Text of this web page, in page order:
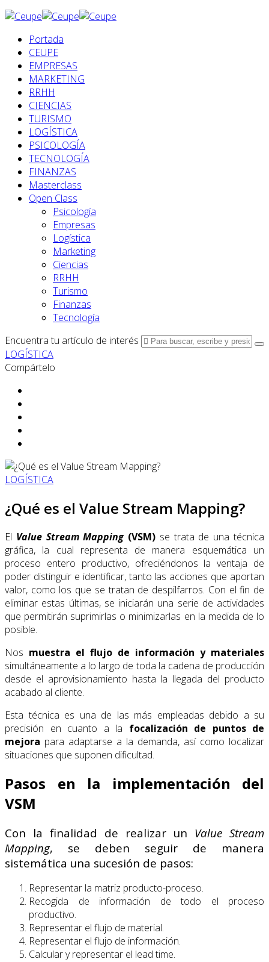
Portada
CEUPE
EMPRESAS
MARKETING
RRHH
CIENCIAS
TURISMO
LOGÍSTICA
PSICOLOGÍA
TECNOLOGÍA
FINANZAS
Masterclass
Open Class
Psicología
Empresas
Logística
Marketing
Ciencias
RRHH
Turismo
Finanzas
Tecnología
Encuentra tu artículo de interés
LOGÍSTICA
Compártelo
LOGÍSTICA
¿Qué es el Value Stream Mapping?
El Value Stream Mapping(VSM) se trata de una técnica
gráfica, la cual representa de manera esquemática un
proceso entero productivo, ofreciéndonos la ventaja de
poder distinguir e identificar, tanto las acciones que aportan
valor, como los que se tratan de despilfarros. Con el fin de
eliminar estas últimas, se iniciarán una serie de actividades
que permitirán suprimirlas o minimizarlas en la medida de lo
posible.
Nos muestra el flujo de información y materiales
simultáneamente a lo largo de toda la cadena de producción
desde el aprovisionamiento hasta la llegada del producto
acabado al cliente.
Esta técnica es una de las más empleadas debido a su
precisión en cuanto a la focalización de puntos de
mejora para adaptarse a la demanda, así como localizar
situaciones que suponen dificultad.
Pasos en la implementación del
VSM
Con la finalidad de realizar un Value Stream
Mapping, se deben seguir de manera
sistemática una sucesión de pasos:
Representar la matriz producto-proceso.
Recogida de información de todo el proceso
productivo.
Representar el flujo de material.
Representar el flujo de información.
Calcular y representar el lead time.